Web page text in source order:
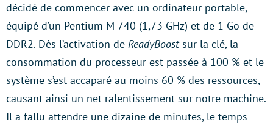
décidé de commencer avec un ordinateur portable,
équipé d’un Pentium M 740 (1,73 GHz) et de 1 Go de
DDR2. Dès l’activation de ReadyBoostsur la clé, la
consommation du processeur est passée à 100 % et le
système s’est accaparé au moins 60 % des ressources,
causant ainsi un net ralentissement sur notre machine.
Il a fallu attendre une dizaine de minutes, le temps